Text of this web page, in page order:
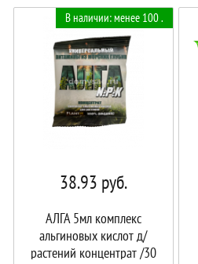
В наличии: менее 100 .
38.93 руб.
АЛГА 5мл комплекс
альгиновых кислот д/
растений концентрат /30